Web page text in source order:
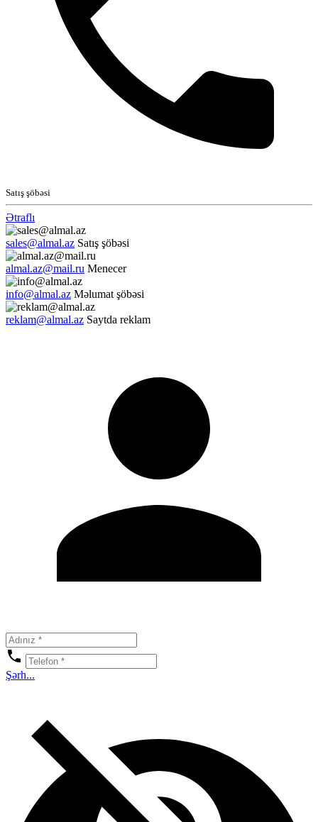
Satış şöbəsi
Ətraflı
sales@almal.az Satış şöbəsi
almal.az@mail.ru Menecer
info@almal.az Məlumat şöbəsi
reklam@almal.az Saytda reklam
Şərh...